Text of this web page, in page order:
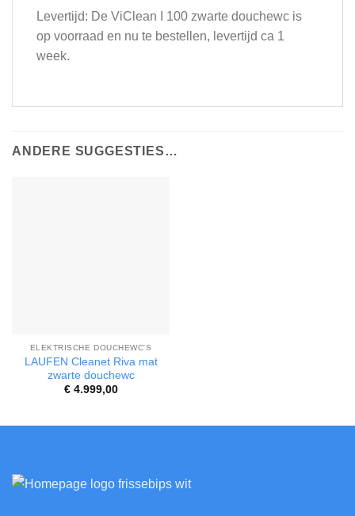
Levertijd: De ViClean I 100 zwarte douchewc is
op voorraad en nu te bestellen, levertijd ca 1
week.
ANDERE SUGGESTIES…
ELEKTRISCHE DOUCHEWC'S
LAUFEN Cleanet Riva mat
zwarte douchewc
€4.999,00